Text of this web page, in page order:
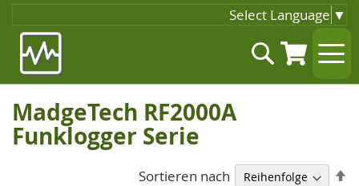
Select Language ▼
Inhalt
springen
Suche
MadgeTech RF2000A
Funklogger Serie
Sortieren nach